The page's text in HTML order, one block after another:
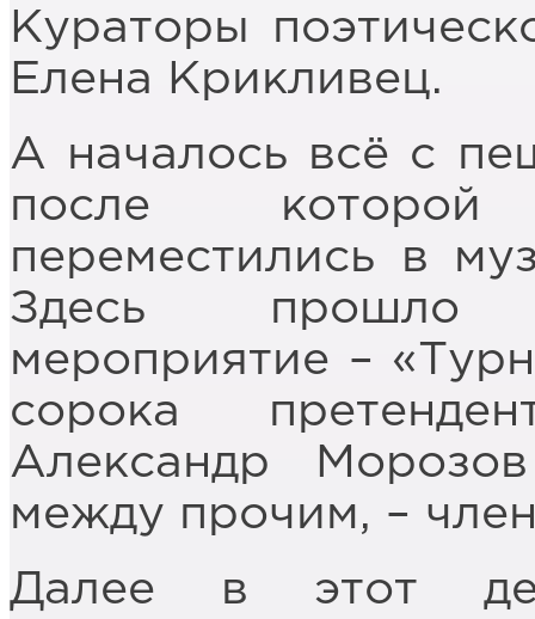
Кураторы
Елена Крикливец.
А началось всё с
после
переместились в
Здесь прошло
мероприятие –
сорока
Александр
между прочим, –
Далее в этот